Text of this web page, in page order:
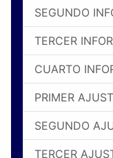
SEGUNDO
TERCER
CUARTO
PRIMER
SEGUNDO
TERCER